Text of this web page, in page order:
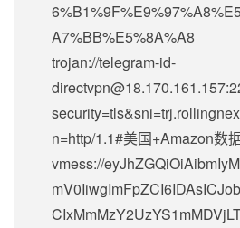
A7%BB%E5%8A%A8
trojan://telegram-id-
directvpn@18.170.161.157
n=http/1.1#美国+Amazon数
vmess://